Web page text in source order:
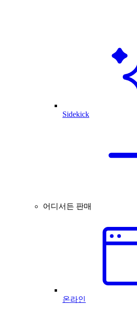
Sidekick
어디서든 판매
온라인